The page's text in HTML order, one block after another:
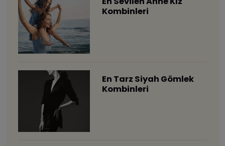
Kombinleri
En Tarz Siyah Gömlek
Kombinleri